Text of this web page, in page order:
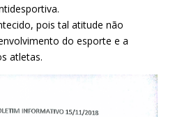
pois tal atitude não
do esporte e a
atletas.